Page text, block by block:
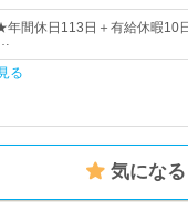
間休日113日＋有給休暇10
る
気になる